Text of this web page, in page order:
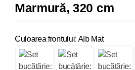
Marmură, 320 cm
Culoarea frontului: Alb Mat